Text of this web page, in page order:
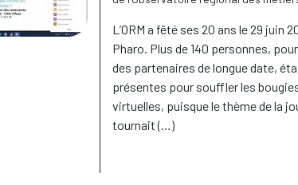
L’ORM a fêté ses 20 ans le 29 juin
Pharo. Plus de 140 personnes,
des partenaires de longue date,
présentes pour souffler les
virtuelles, puisque le thème de la
tournait (…)